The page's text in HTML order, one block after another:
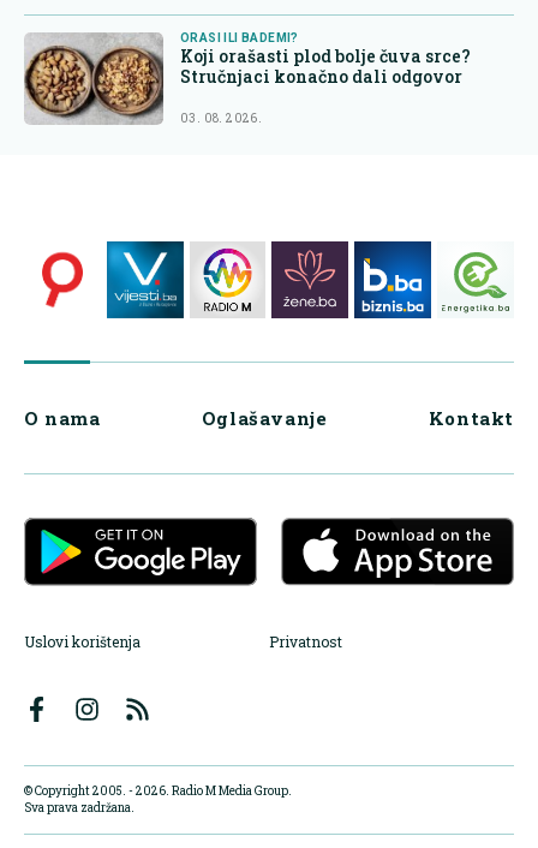
ORASI ILI BADEMI?
Koji orašasti plod bolje čuva srce?
Stručnjaci konačno dali odgovor
03. 08. 2026.
O nama Oglašavanje Kontakt
Uslovi korištenja Privatnost
© Copyright 2005. - 2026. Radio M Media Group.
Sva prava zadržana.